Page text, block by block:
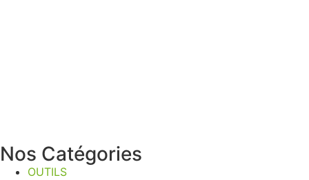
Nos Catégories
OUTILS